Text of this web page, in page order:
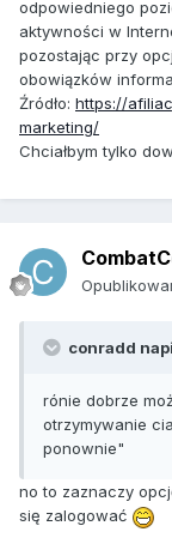
odpowiedniego
aktywności w
pozostając przy
obowiązków
Źródło: https://
marketing/
Chciałbym tylko
conradd
rónie dobrze
otrzymywanie
ponownie"
no to zaznaczy
się zalogować